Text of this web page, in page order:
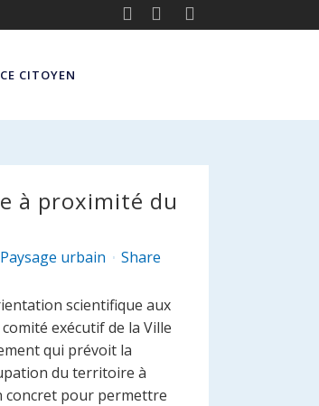
CITOYEN
à proximité du
Paysage urbain Share
scientifique aux
exécutif de la Ville
qui prévoit la
du territoire à
concret pour permettre